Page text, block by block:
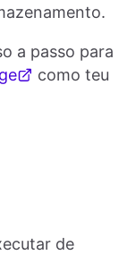
a passo para
como teu
de